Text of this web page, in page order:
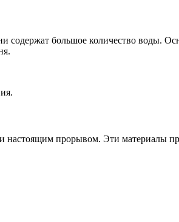
содержат большое количество воды.
прорывом. Эти материалы